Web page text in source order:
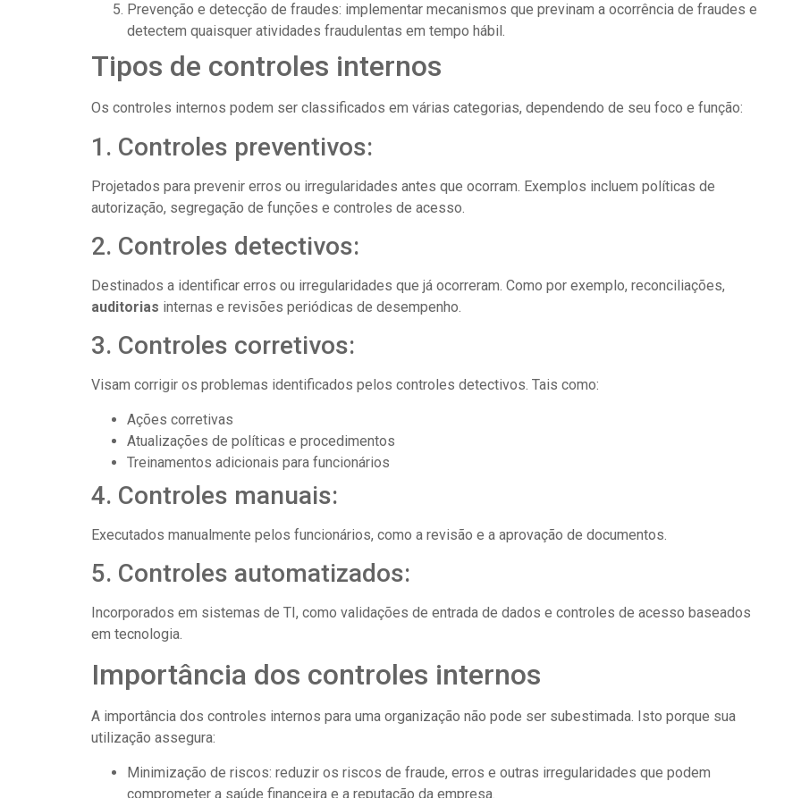
Prevenção e detecção de fraudes: implementar mecanismos que previnam a ocorrência de fraudes e
detectem quaisquer atividades fraudulentas em tempo hábil.
Tipos de controles internos
Os controles internos podem ser classificados em várias categorias, dependendo de seu foco e função:
1. Controles preventivos:
Projetados para prevenir erros ou irregularidades antes que ocorram. Exemplos incluem políticas de
autorização, segregação de funções e controles de acesso.
2. Controles detectivos:
Destinados a identificar erros ou irregularidades que já ocorreram. Como por exemplo, reconciliações,
auditorias internas e revisões periódicas de desempenho.
3. Controles corretivos:
Visam corrigir os problemas identificados pelos controles detectivos. Tais como:
Ações corretivas
Atualizações de políticas e procedimentos
Treinamentos adicionais para funcionários
4. Controles manuais:
Executados manualmente pelos funcionários, como a revisão e a aprovação de documentos.
5. Controles automatizados:
Incorporados em sistemas de TI, como validações de entrada de dados e controles de acesso baseados
em tecnologia.
Importância dos controles internos
A importância dos controles internos para uma organização não pode ser subestimada. Isto porque sua
utilização assegura:
Minimização de riscos: reduzir os riscos de fraude, erros e outras irregularidades que podem
comprometer a saúde financeira e a reputação da empresa.